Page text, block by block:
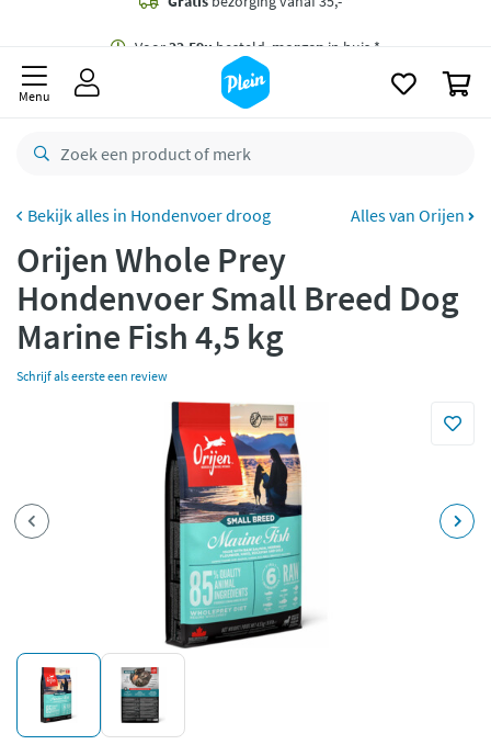
besteld,
retourneren
CO2 neutraal
Betaal met Klarna
Menu
Hondenvoer droog Alles van Orijen
Orijen Whole Prey
Hondenvoer Small Breed Dog
Marine Fish 4,5 kg
Schrijf als eerste een review